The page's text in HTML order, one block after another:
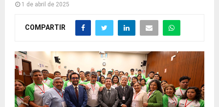
1 de abril de 2025
COMPARTIR